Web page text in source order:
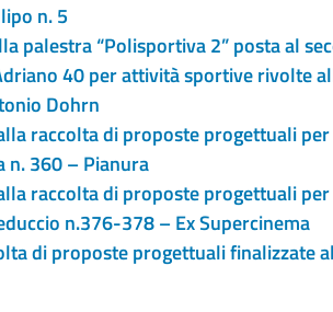
n. 5
palestra “Polisportiva 2” posta al
40 per attività sportive rivolte
Dohrn
raccolta di proposte progettuali
n. 360 – Pianura
raccolta di proposte progettuali
n.376-378 – Ex Supercinema
di proposte progettuali finalizzate